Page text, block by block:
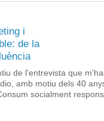
i
de la
de l'entrevista que
amb motiu dels 40
socialment